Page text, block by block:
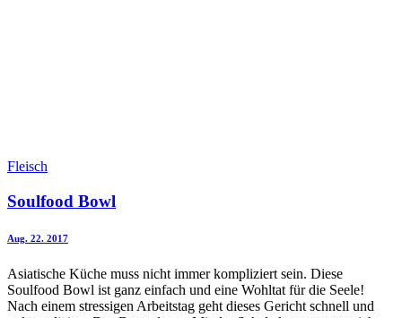
Fleisch
Soulfood Bowl
Aug. 22. 2017
Asiatische Küche muss nicht immer kompliziert sein. Diese
Soulfood Bowl ist ganz einfach und eine Wohltat für die Seele!
Nach einem stressigen Arbeitstag geht dieses Gericht schnell und